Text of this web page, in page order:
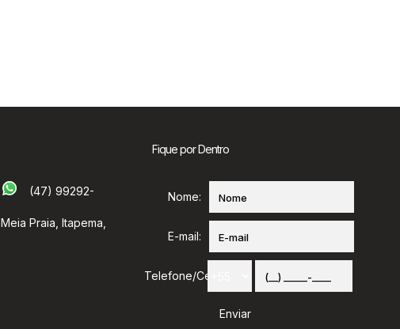
(47) 99292-
Meia Praia Itapema
Fique por Dentro
Nome:
E-mail:
Telefone/Celular: